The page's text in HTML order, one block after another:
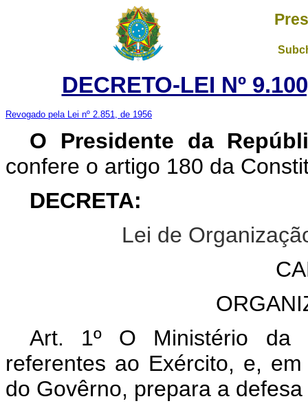
DECRETO-LEI Nº
Revogado pela Lei nº 2.851, de 1956
O Presidente da
confere o artigo 180 da
DECRETA:
Lei de
Art. 1º O Ministério da
referentes ao Exército, e,
do Govêrno, prepara a